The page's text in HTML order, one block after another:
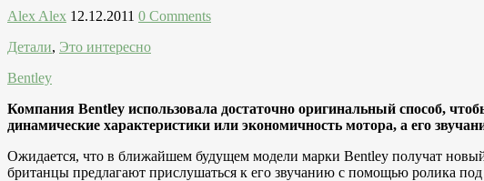
Alex Alex 12.12.2011 0 Comments
Детали, Это интересно
Bentley
Компания Bentley использовала достаточно оригинальный способ,
динамические характеристики или экономичность мотора, а его
Ожидается, что в ближайшем будущем модели марки Bentley получат
британцы предлагают прислушаться к его звучанию с помощью ролика